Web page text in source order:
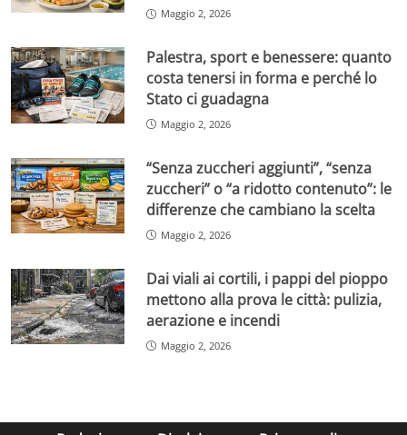
Maggio 2, 2026
Palestra, sport e benessere: quanto
costa tenersi in forma e perché lo
Stato ci guadagna
Maggio 2, 2026
“Senza zuccheri aggiunti”, “senza
zuccheri” o “a ridotto contenuto”: le
differenze che cambiano la scelta
Maggio 2, 2026
Dai viali ai cortili, i pappi del pioppo
mettono alla prova le città: pulizia,
aerazione e incendi
Maggio 2, 2026